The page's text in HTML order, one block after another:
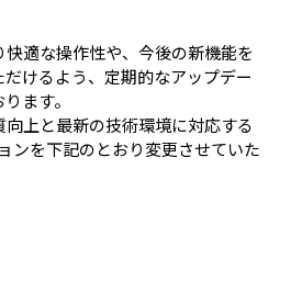
適な操作性や、今後の新機能を
けるよう、定期的なアップデー
ます。
上と最新の技術環境に対応する
ンを下記のとおり変更させていた